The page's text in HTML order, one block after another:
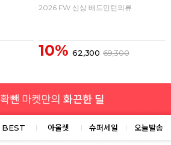
2026 FW 신상 배드민턴의류
10% 62,300 69,300
BEST 아울렛 슈퍼세일 오늘발송